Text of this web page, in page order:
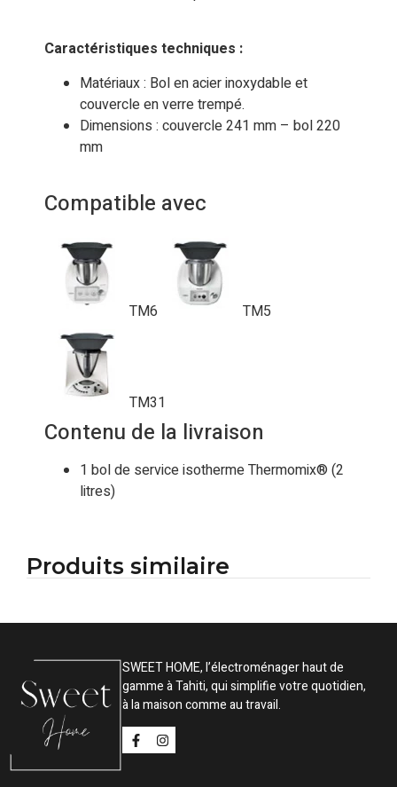
Caractéristiques techniques :
Matériaux : Bol en acier inoxydable et
couvercle en verre trempé.
Dimensions : couvercle 241 mm – bol 220
mm
Compatible avec
TM6 TM5
TM31
Contenu de la livraison
1 bol de service isotherme Thermomix® (2
litres)
Produits similaire
SWEET HOME, l’électroménager haut de
gamme à Tahiti, qui simplifie votre quotidien,
à la maison comme au travail.